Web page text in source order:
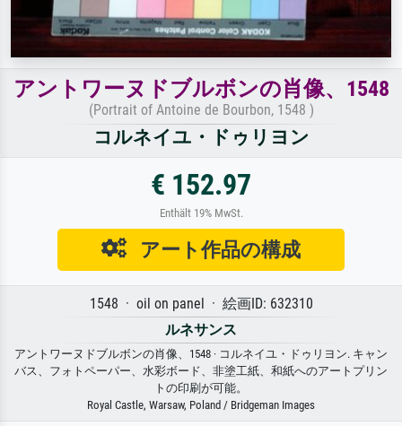
アントワーヌドブルボンの肖像、1548
(Portrait of Antoine de Bourbon, 1548 )
コルネイユ・ドゥリヨン
€ 152.97
Enthält 19% MwSt.
アート作品の構成
1548 · oil on panel · 絵画ID: 632310
ルネサンス
アントワーヌドブルボンの肖像、1548 · コルネイユ・ドゥリヨン. キャン
バス、フォトペーパー、水彩ボード、非塗工紙、和紙へのアートプリン
トの印刷が可能。
Royal Castle, Warsaw, Poland / Bridgeman Images